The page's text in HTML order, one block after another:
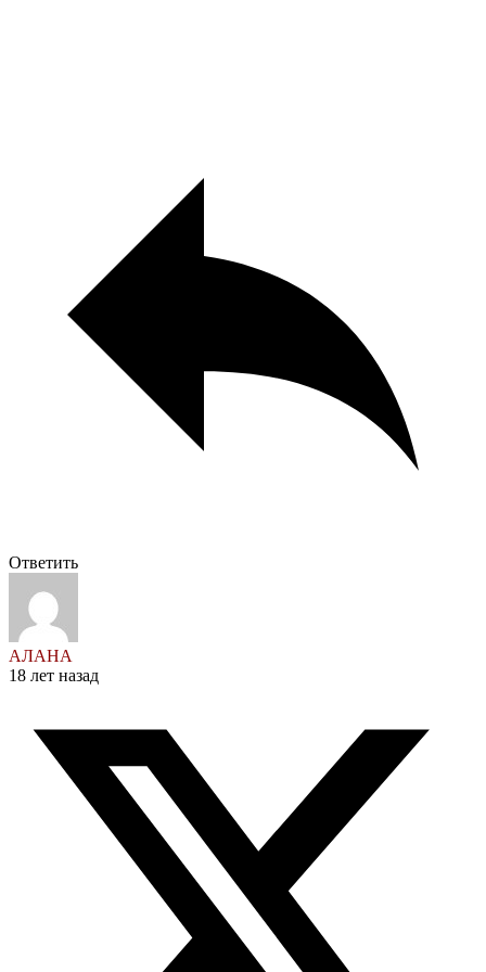
Ответить
АЛАНА
18 лет назад